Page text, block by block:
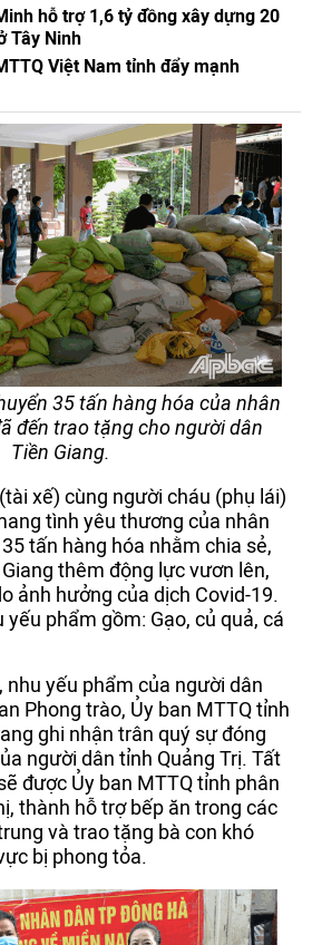
hỗ trợ 1,6 tỷ đồng xây dựng 20
Tây Ninh
Việt Nam tỉnh đẩy mạnh
35 tấn hàng hóa của nhân
đến trao tặng cho người dân
Tiền Giang.
xế) cùng người cháu (phụ lái)
tình yêu thương của nhân
tấn hàng hóa nhằm chia sẻ,
thêm động lực vươn lên,
ảnh hưởng của dịch Covid-19.
phẩm gồm: Gạo, củ quả, cá
nhu yếu phẩm của người dân
Phong trào, Ủy ban MTTQ tỉnh
ghi nhận trân quý sự đóng
người dân tỉnh Quảng Trị. Tất
được Ủy ban MTTQ tỉnh phân
thành hỗ trợ bếp ăn trong các
và trao tặng bà con khó
bị phong tỏa.